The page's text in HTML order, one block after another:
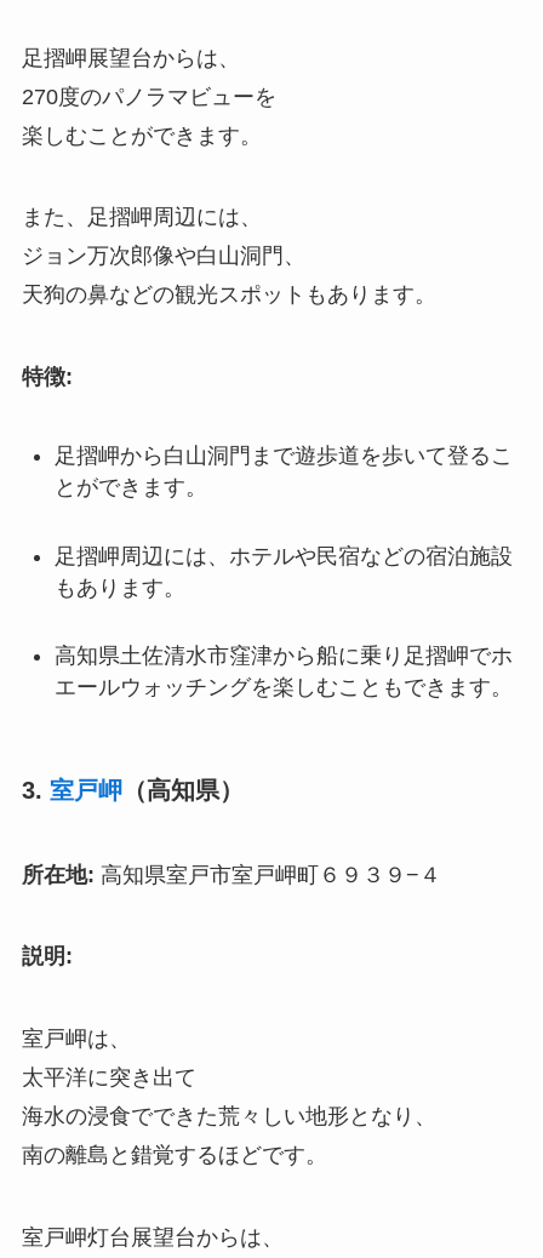
足摺岬展望台からは、
270度のパノラマビューを
楽しむことができます。
また、足摺岬周辺には、
ジョン万次郎像や白山洞門、
天狗の鼻などの観光スポットもあります。
特徴:
足摺岬から白山洞門まで遊歩道を歩いて登るこ
とができます。
足摺岬周辺には、ホテルや民宿などの宿泊施設
もあります。
高知県土佐清水市窪津から船に乗り足摺岬でホ
エールウォッチングを楽しむこともできます。
3. 室戸岬（高知県）
所在地: 高知県室戸市室戸岬町６９３９−４
説明:
室戸岬は、
太平洋に突き出て
海水の浸食でできた荒々しい地形となり、
南の離島と錯覚するほどです。
室戸岬灯台展望台からは、